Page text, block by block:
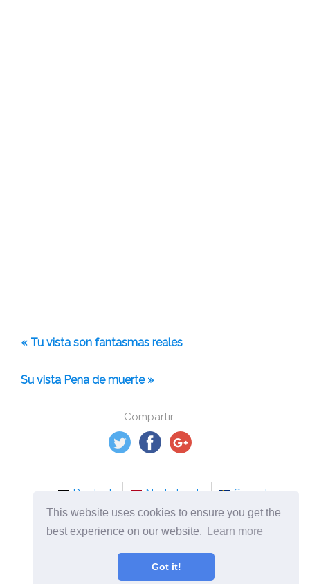
This website uses cookies to ensure you get the
best experience on our website.
Learn more
Got it!
Compartir:
« Tu vista son fantasmas reales
Su vista Pena de muerte »
Deutsch Nederlands
Svenska
Norsk
Italiano Français
Dansk
Česky
es.mydailyselfmotivation.com